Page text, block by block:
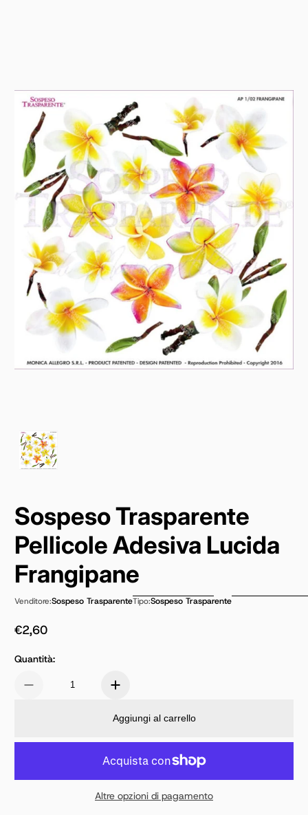
Sospeso Trasparente
Pellicole Adesiva Lucida
Frangipane
Venditore:Sospeso TrasparenteTipo:Sospeso Trasparente
Prezzo normale
€2,60
Quantità:
Aggiungi al carrello
Altre opzioni di pagamento